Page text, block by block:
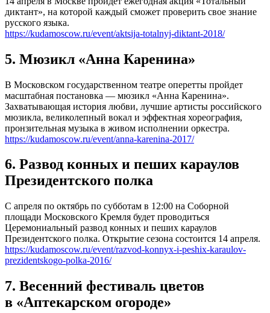
диктант», на которой каждый сможет проверить свое знание
русского языка.
https://kudamoscow.ru/event/aktsija-totalnyj-diktant-2018/
5. Мюзикл «Анна Каренина»
В Московском государственном театре оперетты пройдет
масштабная постановка — мюзикл «Анна Каренина».
Захватывающая история любви, лучшие артисты российского
мюзикла, великолепный вокал и эффектная хореография,
пронзительная музыка в живом исполнении оркестра.
https://kudamoscow.ru/event/anna-karenina-2017/
6. Развод конных и пеших караулов
Президентского полка
С апреля по октябрь по субботам в 12:00 на Соборной
площади Московского Кремля будет проводиться
Церемониальный развод конных и пеших караулов
Президентского полка. Открытие сезона состоится 14 апреля.
https://kudamoscow.ru/event/razvod-konnyx-i-peshix-karaulov-
prezidentskogo-polka-2016/
7. Весенний фестиваль цветов
в «Аптекарском огороде»